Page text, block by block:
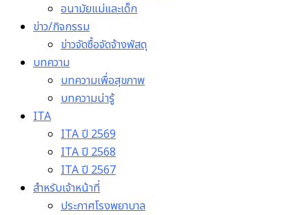
อนามัยแม่และเด็ก
ข่าว/กิจกรรม
ข่าวจัดซื้อจัดจ้างพัสดุ
บทความ
บทความเพื่อสุขภาพ
บทความน่ารู้
ITA
ITA ปี 2569
ITA ปี 2568
ITA ปี 2567
สำหรับเจ้าหน้าที่
ประกาศโรงพยาบาล